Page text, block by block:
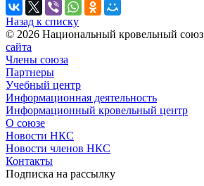
Назад к списку
© 2026 Национальный кровельный союз
сайта
Члены союза
Партнеры
Учебный центр
Информационная деятельность
Информационный кровельный центр
О союзе
Новости НКС
Новости членов НКС
Контакты
Подписка на рассылку